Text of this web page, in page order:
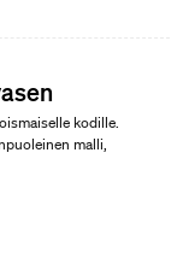
kodille.
malli,